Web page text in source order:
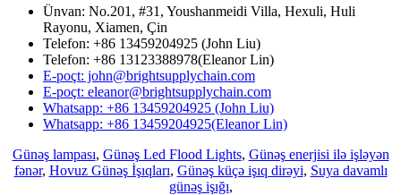
Ünvan: No.201, #31, Youshanmeidi Villa, Hexuli, Huli
Rayonu, Xiamen, Çin
Telefon: +86 13459204925 (John Liu)
Telefon: +86 13123388978(Eleanor Lin)
E-poçt: john@brightsupplychain.com
E-poçt: eleanor@brightsupplychain.com
Whatsapp: +86 13459204925 (John Liu)
Whatsapp: +86 13459204925(Eleanor Lin)
Günəş lampası, Günəş Led Flood Lights, Günəş enerjisi ilə işləyən
fənər, Hovuz Günəş İşıqları, Günəş küçə işıq dirəyi, Suya davamlı
günəş işığı,